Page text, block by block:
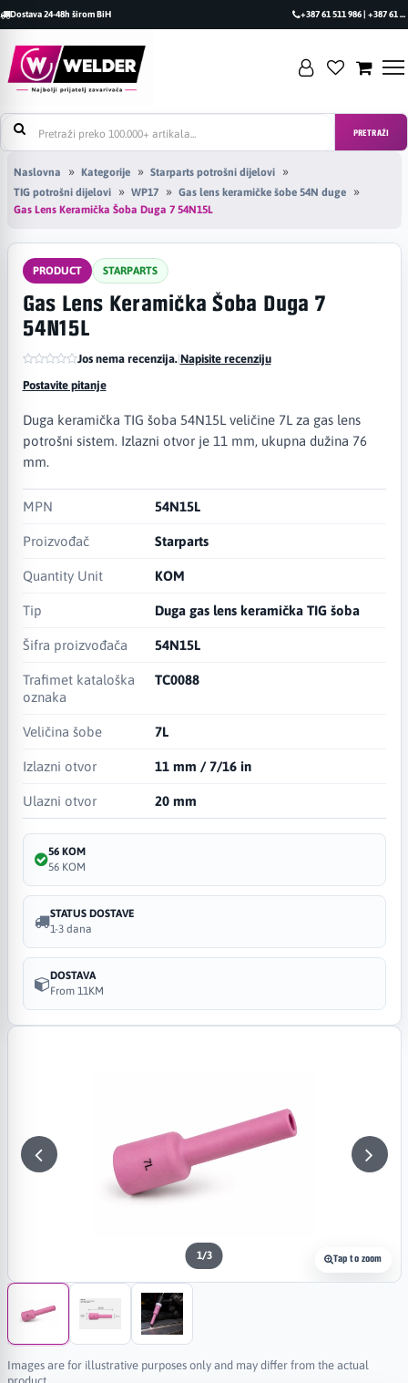
Dostava 24-48h širom BiH +387 61 511 986 | +387 61 493 470
PRETRAŽI
Naslovna Kategorije
Starparts potrošni dijelovi
TIG potrošni dijelovi
WP17
Gas lens keramičke šobe 54N duge
Gas Lens Keramička Šoba Duga 7 54N15L
Tap to zoom
1/3
Images are for illustrative purposes only and may differ from the actual
product
PRODUCT STARPARTS
Gas Lens Keramička Šoba Duga 7
54N15L
Jos nema recenzija.|Napisite recenziju
Postavite pitanje
Duga keramička TIG šoba 54N15L veličine 7L za gas lens
potrošni sistem. Izlazni otvor je 11 mm, ukupna dužina 76
mm.
MPN 54N15L
Proizvođač Starparts
Quantity Unit KOM
Tip Duga gas lens keramička TIG šoba
Šifra proizvođača 54N15L
Trafimet kataloška
oznaka
TC0088
Veličina šobe 7L
Izlazni otvor 11 mm / 7/16 in
Ulazni otvor 20 mm
56 KOM
56 KOM
STATUS DOSTAVE
1-3 dana
DOSTAVA
From 11KM